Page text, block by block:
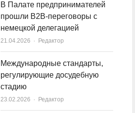
В Палате предпринимателей
прошли B2B-переговоры с
немецкой делегацией
21.04.2026 Author
Редактор
Международные стандарты,
регулирующие досудебную
стадию
23.02.2026 Author
Редактор